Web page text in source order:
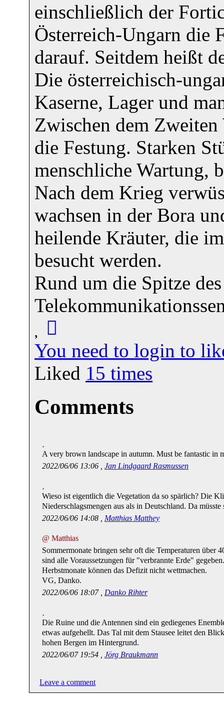
einschließlich der
Österreich-Ungarn die
darauf. Seitdem heißt
Die österreichisch-
Kaserne, Lager und
Zwischen dem
die Festung. Starken
menschliche Wartung,
Nach dem Krieg
wachsen in der Bora
heilende Kräuter, die
besucht werden.
Rund um die Spitze
You need to login to
Liked 15 times
Comments
A very brown landscape in autumn. Must be fantastic in
2022/06/06 13:06 , Jan Lindgaard Rasmussen
Wieso ist eigentlich die Vegetation da so spärlich? Die
Niederschlagsmengen aus als in Deutschland. Da
2022/06/06 14:08 , Matthias Matthey
@ Matthias
Sommermonate bringen sehr oft die Temperaturen über
sind alle Voraussetzungen für "verbrannte Erde"
Herbstmonate können das Defizit nicht wettmachen.
VG, Danko.
2022/06/06 18:07 , Danko Rihter
Die Ruine und die Antennen sind ein gediegenes
etwas aufgehellt. Das Tal mit dem Stausee leitet den
hohen Bergen im Hintergrund.
2022/06/07 19:54 , Jörg Braukmann
Leave a comment